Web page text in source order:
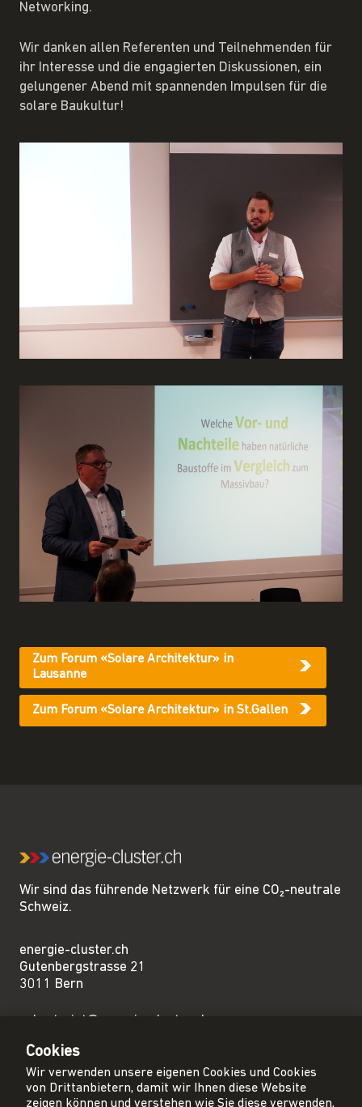
Networking.
Wir danken allen Referenten und Teilnehmenden für
ihr Interesse und die engagierten Diskussionen, ein
gelungener Abend mit spannenden Impulsen für die
solare Baukultur!
Zum Forum «Solare Architektur» in
Lausanne
Zum Forum «Solare Architektur» in St.Gallen
Wir sind das führende Netzwerk für eine CO₂-neutrale
Schweiz.
energie-cluster.ch
Gutenbergstrasse 21
3011 Bern
sekretariat@energie-cluster.ch
Cookies
Wir verwenden unsere eigenen Cookies und Cookies
von Drittanbietern, damit wir Ihnen diese Website
zeigen können und verstehen wie Sie diese verwenden,